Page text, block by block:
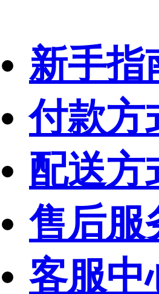
新手指
付款方
配送方
售后服
客服中